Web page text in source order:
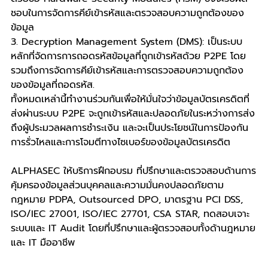
ชอบในการจัดการคีย์เข้ารหัสและตรวจสอบความถูกต้องของ
ข้อมูล
3. Decryption Management System (DMS): เป็นระบบ
หลักที่จัดการการถอดรหัสข้อมูลที่ถูกเข้ารหัสด้วย P2PE โดย
รวมถึงการจัดการคีย์เข้ารหัสและการตรวจสอบความถูกต้อง
ของข้อมูลที่ถอดรหัส.
ทั้งหมดเหล่านี้ทำงานร่วมกันเพื่อให้มั่นใจว่าข้อมูลบัตรเครดิตที่
ส่งผ่านระบบ P2PE จะถูกเข้ารหัสและปลอดภัยในระหว่างการส่ง
ถึงผู้ประมวลผลการชำระเงิน และจะเป็นประโยชน์ในการป้องกัน
การรั่วไหลและการโจมตีทางไซเบอร์ของข้อมูลบัตรเครดิต
ALPHASEC ให้บริการฝึกอบรม ที่ปรึกษาและตรวจสอบด้านการ
คุ้มครองข้อมูลส่วนบุคคลและความมั่นคงปลอดภัยตาม
กฎหมาย PDPA, Outsourced DPO, มาตรฐาน PCI DSS,
ISO/IEC 27001, ISO/IEC 27701, CSA STAR, ทดสอบเจาะ
ระบบและ IT Audit โดยที่ปรึกษาและผู้ตรวจสอบทั้งด้านฎหมาย
และ IT มืออาชีพ